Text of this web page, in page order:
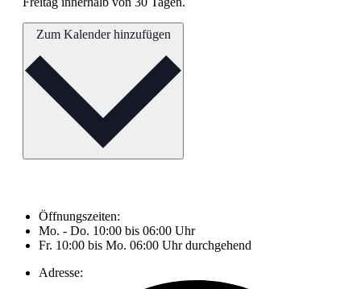
Öffnungszeiten:
Mo. - Do. 10:00 bis 06:00 Uhr
Fr. 10:00 bis Mo. 06:00 Uhr durchgehend
Adresse: